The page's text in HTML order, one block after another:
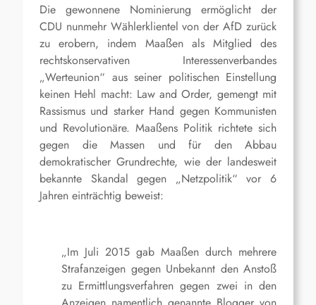
Die gewonnene Nominierung ermöglicht der
CDU nunmehr Wählerklientel von der AfD zurück
zu erobern, indem Maaßen als Mitglied des
rechtskonservativen Interessenverbandes
„Werteunion“ aus seiner politischen Einstellung
keinen Hehl macht: Law and Order, gemengt mit
Rassismus und starker Hand gegen Kommunisten
und Revolutionäre. Maaßens Politik richtete sich
gegen die Massen und für den Abbau
demokratischer Grundrechte, wie der landesweit
bekannte Skandal gegen „Netzpolitik“ vor 6
Jahren einträchtig beweist:
„Im Juli 2015 gab Maaßen durch mehrere
Strafanzeigen gegen Unbekannt den Anstoß
zu Ermittlungsverfahren gegen zwei in den